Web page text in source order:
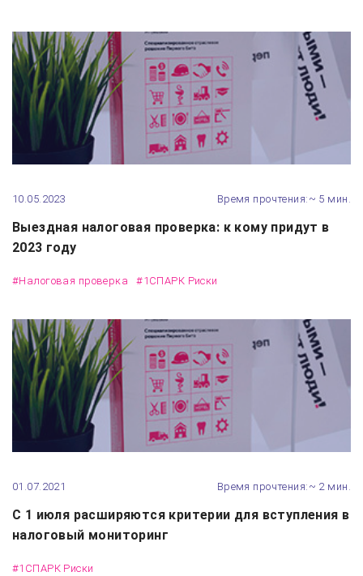
10.05.2023 Время прочтения:~ 5 мин.
Выездная налоговая проверка: к кому придут в
2023 году
#Налоговая проверка #1СПАРК Риски
01.07.2021 Время прочтения:~ 2 мин.
С 1 июля расширяются критерии для вступления в
налоговый мониторинг
#1СПАРК Риски